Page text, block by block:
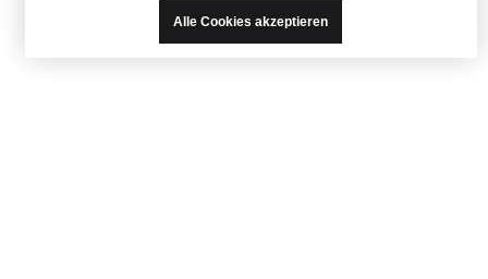
Alle Cookies akzeptieren